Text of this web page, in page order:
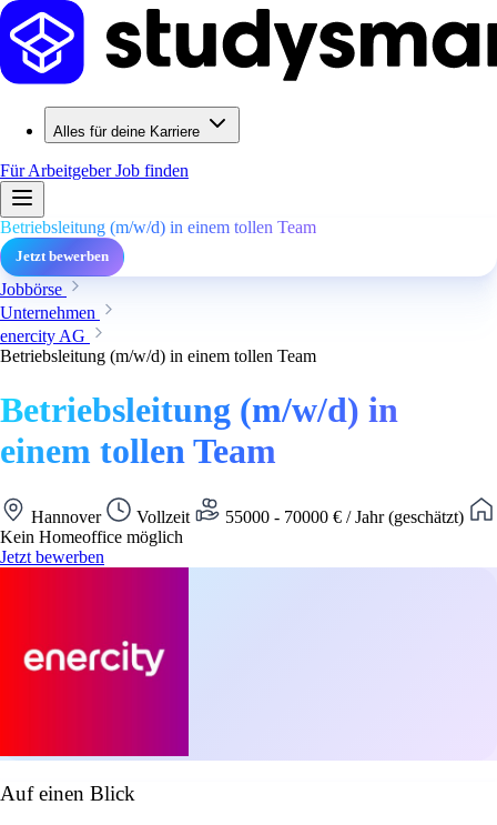
Alles für deine Karriere
Für ArbeitgeberJob finden
Betriebsleitung (m/w/d) in einem tollen Team
Jetzt bewerben
Jobbörse
Unternehmen
enercity AG
Betriebsleitung (m/w/d) in einem tollen Team
Betriebsleitung (m/w/d) in
einem tollen Team
Hannover Vollzeit
55000 - 70000 € / Jahr (geschätzt)
Kein Homeoffice möglich
Jetzt bewerben
Auf einen Blick